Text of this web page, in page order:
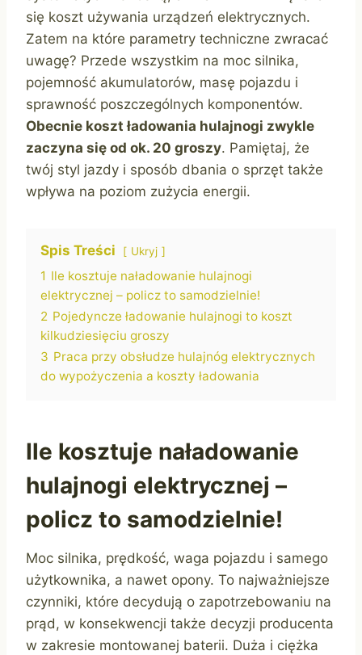
się koszt używania urządzeń elektrycznych.
Zatem na które parametry techniczne zwracać
uwagę? Przede wszystkim na moc silnika,
pojemność akumulatorów, masę pojazdu i
sprawność poszczególnych komponentów.
Obecnie koszt ładowania hulajnogi zwykle
zaczyna się od ok. 20 groszy. Pamiętaj, że
twój styl jazdy i sposób dbania o sprzęt także
wpływa na poziom zużycia energii.
Spis Treści Ukryj
1 Ile kosztuje naładowanie hulajnogi
elektrycznej – policz to samodzielnie!
2 Pojedyncze ładowanie hulajnogi to koszt
kilkudziesięciu groszy
3 Praca przy obsłudze hulajnóg elektrycznych
do wypożyczenia a koszty ładowania
Ile kosztuje naładowanie
hulajnogi elektrycznej –
policz to samodzielnie!
Moc silnika, prędkość, waga pojazdu i samego
użytkownika, a nawet opony. To najważniejsze
czynniki, które decydują o zapotrzebowaniu na
prąd, w konsekwencji także decyzji producenta
w zakresie montowanej baterii. Duża i ciężka